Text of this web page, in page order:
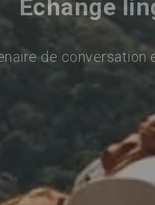
Échange
de